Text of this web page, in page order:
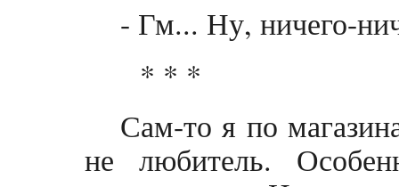
- Гм... Ну, ничего-
* * *
Сам-то я по
не любитель.